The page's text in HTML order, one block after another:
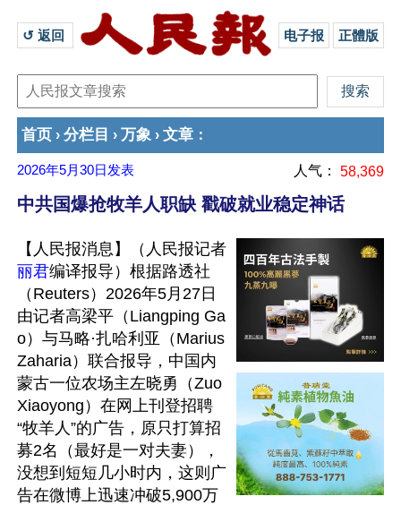
↺ 返回 电子报 正體版
首页 › 分栏目 › 万象 › 文章 ：
2026年5月30日 发表 人气： 58,369
中共国爆抢牧羊人职缺 戳破就业稳定神话
【人民报消息】（人民报记者
丽君编译报导）根据路透社
（Reuters）2026年5月27日
由记者高梁平（Liangping Ga
o）与马略·扎哈利亚（Marius
Zaharia）联合报导，中国内
蒙古一位农场主左晓勇（Zuo
Xiaoyong）在网上刊登招聘
“牧羊人”的广告，原只打算招
募2名（最好是一对夫妻），
没想到短短几小时内，这则广
告在微博上迅速冲破5,900万